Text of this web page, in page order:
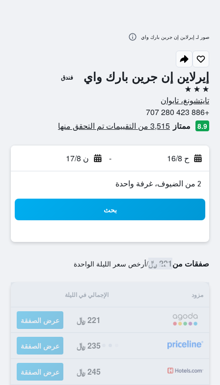
إيرلاين إن جرين بارك واي فندق
3 نجوم
تايتشونغ، تايوان
+886 423 280 707
8.9 ممتاز 3,515 من التقييمات تم التحقق منها
ح 16/8 - ن 17/8
2 من الضيوف، غرفة واحدة
بحث
صفقات من221 ﷼ /أرخص سعر الليلة الواحدة
مزود الإجمالي في الليلة
221 ﷼ عرض الصفقة
235 ﷼ عرض الصفقة
245 ﷼ عرض الصفقة
صور لـ إيرلاين إن جرين بارك واي